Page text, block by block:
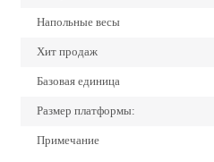
Напольные весы
Хит продаж
Базовая единица
Размер платформы:
Примечание